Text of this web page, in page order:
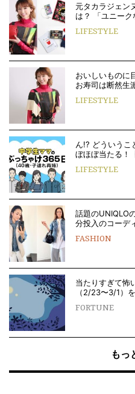
元タカラジェン
は？ 「ユニー
LIFESTYLE
おいしいものに
お寿司は断然生
LIFESTYLE
ん!? どういうこ
ぼほぼ当たる！
LIFESTYLE
話題のUNIQLO
分投入のコーデ
FASHION
当たりすぎて怖
（2/23〜3/1）
FORTUNE
もっ